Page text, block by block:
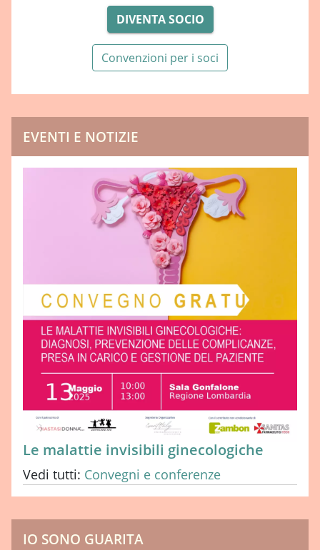
DIVENTA SOCIO
Convenzioni per i soci
EVENTI E NOTIZIE
Le malattie invisibili ginecologiche
Vedi tutti: Convegni e conferenze
IO SONO GUARITA